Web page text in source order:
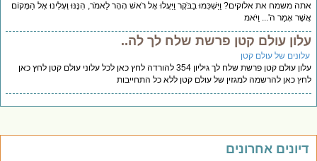
משמח את אלוקים? וַיַּשְׁכִּמוּ בַבֹּקֶר וַיַּעֲלוּ אֶל רֹאשׁ הָהָר לֵאמֹר, הִנֶּנּוּ וְעָלִינוּ אֶל הַמָּקוֹם
אָמַר ה'... וַיֹּאמ
עולם קטן פרשת שלח לך לה..
של עולם קטן
עלון עולם קטן פרשת שלח לך גיליון 354 להורדה לחץ כאן לכל עלוני עולם קטן לחץ כאן
כאן להרשמה למגזין של עולם קטן ללא כל התחייבות
אחרונים